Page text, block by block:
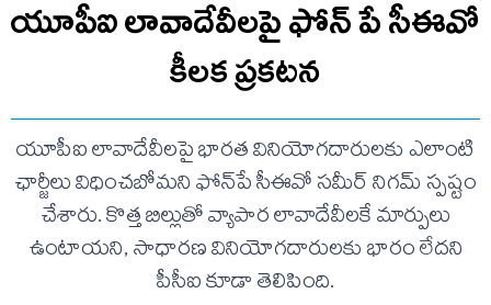
యూపీఐ లావాదేవీలపై ఫోన్ పే సీఈవో
కీలక ప్రకటన
యూపీఐ లావాదేవీలపై భారత వినియోగదారులకు ఎలాంటి
ఛార్జీలు విధించబోమని ఫోన్‌పే సీఈవో సమీర్ నిగమ్ స్పష్టం
చేశారు. కొత్త బిల్లుతో వ్యాపార లావాదేవీలకే మార్పులు
ఉంటాయని, సాధారణ వినియోగదారులకు భారం లేదని
పీసీఐ కూడా తెలిపింది.